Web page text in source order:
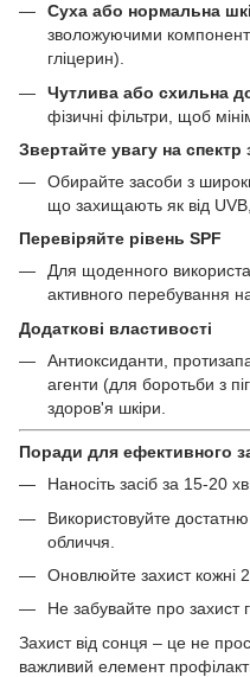
Суха або нормальна
зволожуючими
гліцерин).
Чутлива або схильна
фізичні фільтри, щоб
Звертайте увагу на спектр
Обирайте засоби з
що захищають як від UVB,
Перевіряйте рівень SPF
Для щоденного
активного перебування
Додаткові властивості
Антиоксиданти,
агенти (для боротьби з
здоров'я шкіри.
Поради для ефективного
Наносіть засіб за 15-20
Використовуйте
обличчя.
Оновлюйте захист кожні
Не забувайте про захист
Захист від сонця – це не
важливий елемент